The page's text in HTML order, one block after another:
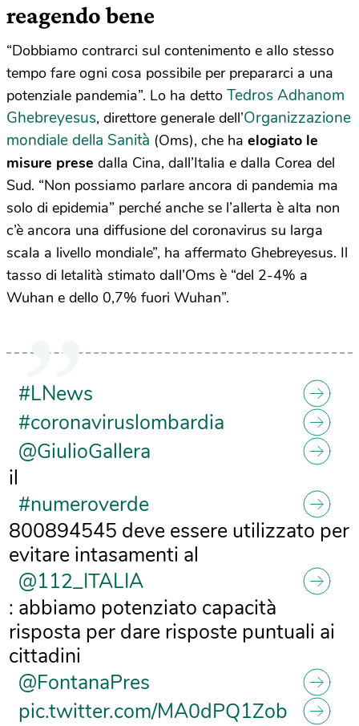
reagendo bene
“Dobbiamo contrarci sul contenimento e allo stesso
tempo fare ogni cosa possibile per prepararci a una
potenziale pandemia”. Lo ha detto Tedros Adhanom
Ghebreyesus, direttore generale dell’Organizzazione
mondiale della Sanità (Oms), che ha elogiato le
misure prese dalla Cina, dall’Italia e dalla Corea del
Sud. “Non possiamo parlare ancora di pandemia ma
solo di epidemia” perché anche se l’allerta è alta non
c’è ancora una diffusione del coronavirus su larga
scala a livello mondiale”, ha affermato Ghebreyesus. Il
tasso di letalità stimato dall’Oms è “del 2-4% a
Wuhan e dello 0,7% fuori Wuhan”.
#LNews
#coronaviruslombardia
@GiulioGallera
il
#numeroverde
800894545 deve essere utilizzato per
evitare intasamenti al
@112_ITALIA
: abbiamo potenziato capacità
risposta per dare risposte puntuali ai
cittadini
@FontanaPres
pic.twitter.com/MA0dPQ1Zob